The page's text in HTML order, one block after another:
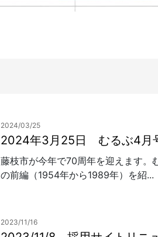
2024/03/25
2024年3月25日 むるぶ4月
藤枝市が今年で70周年を迎えます。
の前編（1954年から1989年）を紹...
2023/11/16